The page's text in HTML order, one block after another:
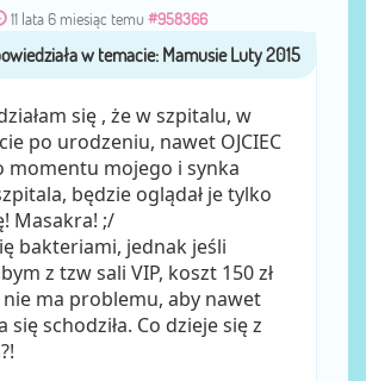
11 lata 6 miesiąc temu #958366
przezagatka_laa
się , że w szpitalu, w
po urodzeniu, nawet OJCIEC
momentu mojego i synka
będzie oglądał je tylko
Masakra! ;/
bakteriami, jednak jeśli
z tzw sali VIP, koszt 150 zł
ma problemu, aby nawet
się schodziła. Co dzieje się z